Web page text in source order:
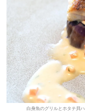
白身魚のグリルとホタテ貝